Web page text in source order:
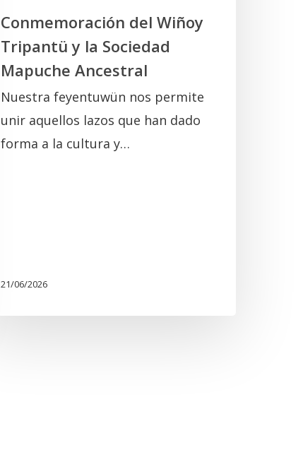
Conmemoración del Wiñoy
Tripantü y la Sociedad
Mapuche Ancestral
Nuestra feyentuwün nos permite
unir aquellos lazos que han dado
forma a la cultura y…
21/06/2026